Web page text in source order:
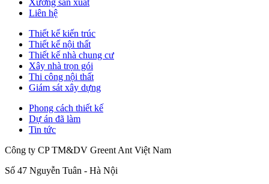
Xưởng sản xuất
Liên hệ
Thiết kế kiến trúc
Thiết kế nội thất
Thiết kế nhà chung cư
Xây nhà trọn gói
Thi công nội thất
Giám sát xây dựng
Phong cách thiết kế
Dự án đã làm
Tin tức
Công ty CP TM&DV Greent Ant Việt Nam
Số 47 Nguyễn Tuân - Hà Nội